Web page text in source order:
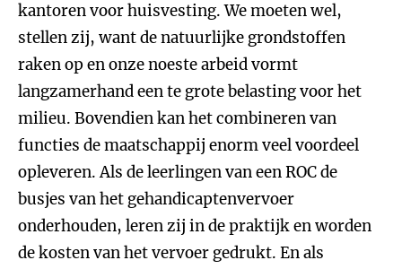
kantoren voor huisvesting. We moeten wel,
stellen zij, want de natuurlijke grondstoffen
raken op en onze noeste arbeid vormt
langzamerhand een te grote belasting voor het
milieu. Bovendien kan het combineren van
functies de maatschappij enorm veel voordeel
opleveren. Als de leerlingen van een ROC de
busjes van het gehandicaptenvervoer
onderhouden, leren zij in de praktijk en worden
de kosten van het vervoer gedrukt. En als